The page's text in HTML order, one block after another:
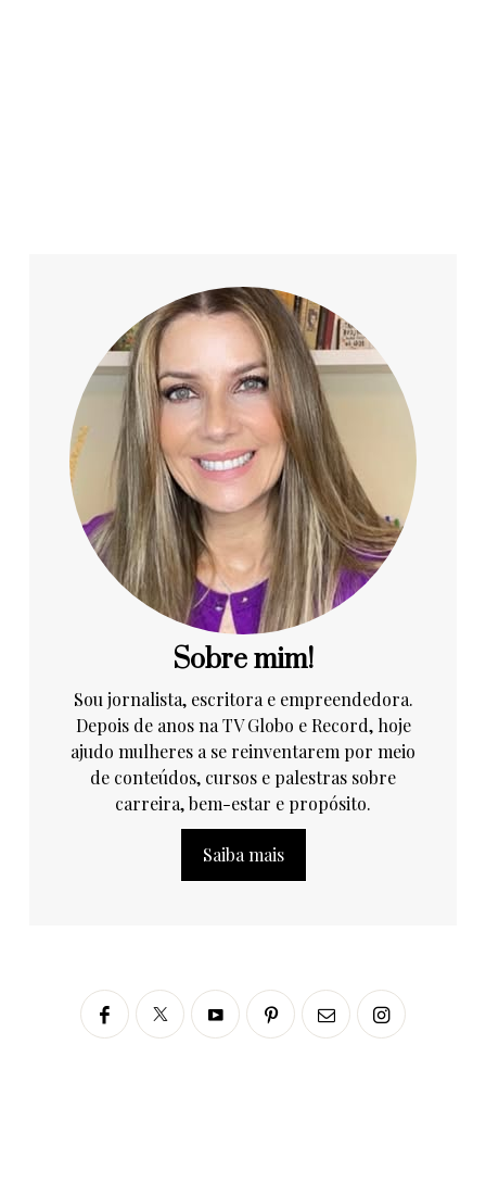
Sobre mim!
Sou jornalista, escritora e empreendedora.
Depois de anos na TV Globo e Record, hoje
ajudo mulheres a se reinventarem por meio
de conteúdos, cursos e palestras sobre
carreira, bem-estar e propósito.
Saiba mais